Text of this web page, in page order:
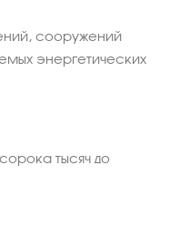
сооружений
энергетических
тысяч до